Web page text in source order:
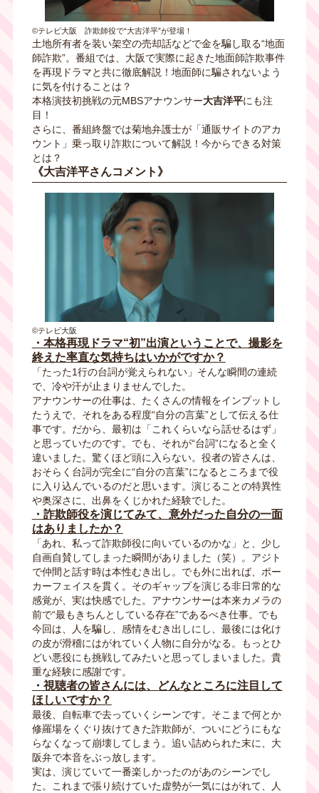
©テレビ大阪 詐欺師役で“大吉洋平”が登場！
土地所有者を装い架空の売却話などで金を騙し取る“地面
師詐欺”。番組では、大阪で実際に起きた地面師詐欺事件
を再現ドラマと共に徹底解説！地面師に騙されないよう
に気を付けることは？
本格演技初挑戦の元MBSアナウンサー大吉洋平にも注
目！
さらに、番組終盤では菊地弁護士が「通販サイトのアカ
ウント」乗っ取り詐欺について解説！今からできる対策
とは？
《大吉洋平さんコメント》
©テレビ大阪
・本格再現ドラマ“初”出演ということで、撮影を
終えた率直な気持ちはいかがですか？
「たった1行の台詞が覚えられない」そんな瞬間の連続
で、冷や汗が止まりませんでした。
アナウンサーの仕事は、たくさんの情報をインプットし
たうえで、それをある程度“自分の言葉”として伝える仕
事です。だから、最初は「これくらいなら話せるはず」
と思っていたのです。でも、それが“台詞”になると全く
違いました。驚くほど頭に入らない。役者の皆さんは、
おそらく台詞が完全に“自分の言葉”になるところまで役
に入り込んでいるのだと思います。演じることの特異性
や奥深さに、出鼻をくじかれた経験でした。
・詐欺師役を演じてみて、意外だった自分の一面
はありましたか？
「あれ、私って詐欺師役に向いているのかな」と、少し
自画自賛してしまった瞬間がありました（笑）。アジト
で仲間と話す時は本性むき出し。でも外に出れば、ポー
カーフェイスを貫く。そのギャップを演じる非日常的な
感覚が、実は快感でした。アナウンサーは本来カメラの
前で“最もきちんとしている存在”であるべき仕事。でも
今回は、人を騙し、感情をむき出しにし、最後には化け
の皮が滑稽にはがれていく人物に自分がなる。もっとひ
どい悪役にも挑戦してみたいと思ってしまいました。貴
重な経験に感謝です。
・視聴者の皆さんには、どんなところに注目して
ほしいですか？
最後、自転車で去っていくシーンです。そこまで何とか
修羅場をくぐり抜けてきた詐欺師が、ついにどうにもな
らなくなって崩壊してしまう。追い詰められた末に、大
阪弁で本音をぶっ放します。
実は、演じていて一番楽しかったのがあのシーンでし
た。これまで張り続けていた虚勢が一気にはがれて、人